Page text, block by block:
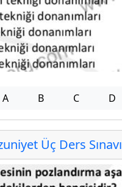
A B C D
Üç Ders Sınavı